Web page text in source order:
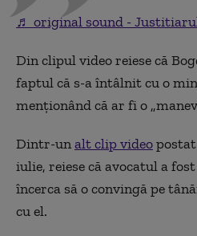
♬ original sound -
Din clipul video reiese că
faptul că s-a întâlnit cu o
menționând că ar fi o
Dintr-unalt clip video
iulie, reiese că avocatul a
încerca să o convingă pe
cu el.